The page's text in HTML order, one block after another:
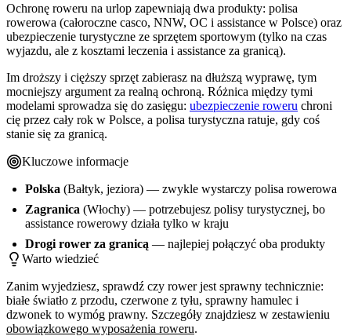
Ochronę roweru na urlop zapewniają dwa produkty: polisa
rowerowa (całoroczne casco, NNW, OC i assistance w Polsce) oraz
ubezpieczenie turystyczne ze sprzętem sportowym (tylko na czas
wyjazdu, ale z kosztami leczenia i assistance za granicą).
Im droższy i cięższy sprzęt zabierasz na dłuższą wyprawę, tym
mocniejszy argument za realną ochroną. Różnica między tymi
modelami sprowadza się do zasięgu: ubezpieczenie roweru chroni
cię przez cały rok w Polsce, a polisa turystyczna ratuje, gdy coś
stanie się za granicą.
Kluczowe informacje
Polska (Bałtyk, jeziora) — zwykle wystarczy polisa rowerowa
Zagranica (Włochy) — potrzebujesz polisy turystycznej, bo
assistance rowerowy działa tylko w kraju
Drogi rower za granicą — najlepiej połączyć oba produkty
Warto wiedzieć
Zanim wyjedziesz, sprawdź czy rower jest sprawny technicznie:
białe światło z przodu, czerwone z tyłu, sprawny hamulec i
dzwonek to wymóg prawny. Szczegóły znajdziesz w zestawieniu
obowiązkowego wyposażenia roweru.